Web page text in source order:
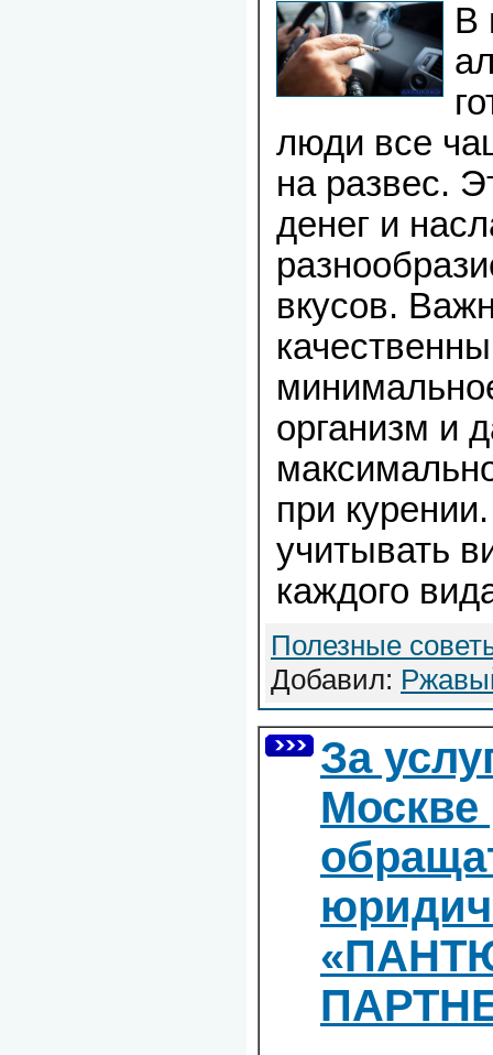
В
люди все
на развес.
денег и
вкусов.
организм и
при
учитывать
каждого
Полезные
Добавил:
За
Москве